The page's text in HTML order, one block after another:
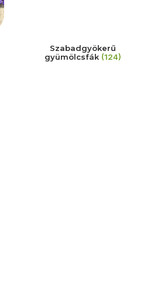
Szabadgyökerű
gyümölcsfák (124)